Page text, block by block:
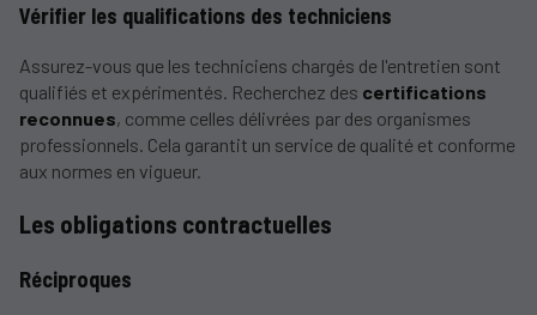
Vérifier les qualifications des techniciens
Assurez-vous que les techniciens chargés de l'entretien sont
qualifiés et expérimentés. Recherchez des certifications
reconnues, comme celles délivrées par des organismes
professionnels. Cela garantit un service de qualité et conforme
aux normes en vigueur.
Les obligations contractuelles
Réciproques